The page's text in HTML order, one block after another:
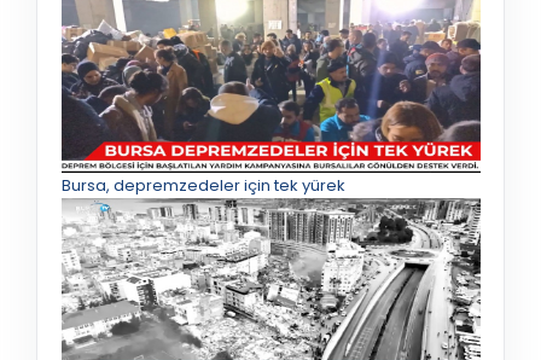
Bursa, depremzedeler için tek yürek